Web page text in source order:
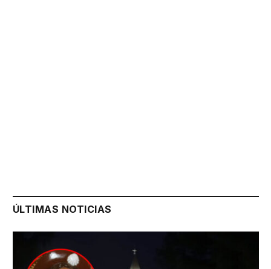
ÚLTIMAS NOTICIAS